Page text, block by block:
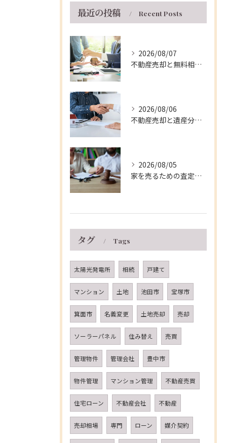
最近の投稿 Recent Posts
2026/08/07
不動産売却と無料相談を兵庫県伊丹市で安心して進める窓口・支援制度の徹底ガイド
2026/08/06
不動産売却と遺産分割を兵庫県伊丹市で円滑に進める実践的な手順と注意点
2026/08/05
家を売るための査定ポイントと兵庫県伊丹市の相場や費用を徹底解説
タグ Tags
太陽光発電所 相続 戸建て
マンション 土地 池田市 宝塚市
箕面市 名義変更 土地売却 売却
ソーラーパネル 住み替え 売買
管理物件 管理会社 豊中市
物件管理 マンション管理 不動産売買
住宅ローン 不動産会社 不動産
売却相場 専門 ローン 媒介契約